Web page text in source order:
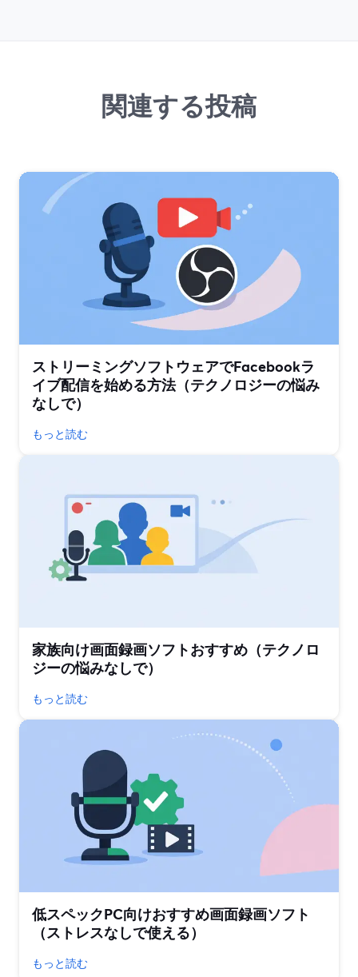
関連する投稿
ストリーミングソフトウェアでFacebookラ
イブ配信を始める方法（テクノロジーの悩み
なしで）
もっと読む
家族向け画面録画ソフトおすすめ（テクノロ
ジーの悩みなしで）
もっと読む
低スペックPC向けおすすめ画面録画ソフト
（ストレスなしで使える）
もっと読む